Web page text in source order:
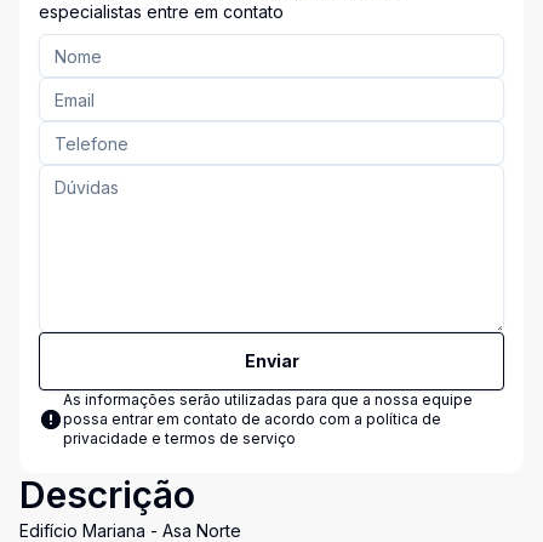
especialistas entre em contato
Enviar
As informações serão utilizadas para que a nossa equipe
possa entrar em contato de acordo com a política de
privacidade e termos de serviço
Descrição
Edifício Mariana - Asa Norte